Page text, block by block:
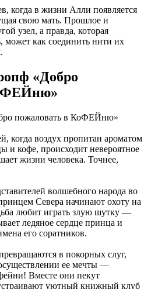
когда в жизни Алли появляется
свою мать. Прошлое и
узел, а правда, которая
может как соединить нити их
«Добро
когда воздух пропитан ароматом
и кофе, происходит невероятное
жизни человека. Точнее,
волшебного народа во
Севера начинают охоту на
любит играть злую шутку —
ледяное сердце принца и
его соратников.
в покорных слуг,
ее мечты —
Вместе они пекут
уютный книжный клуб